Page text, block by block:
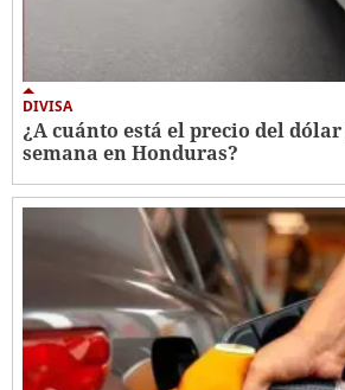
DIVISA
¿A cuánto está el precio del
semana en Honduras?